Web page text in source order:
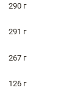
290 г
291 г
267 г
126 г